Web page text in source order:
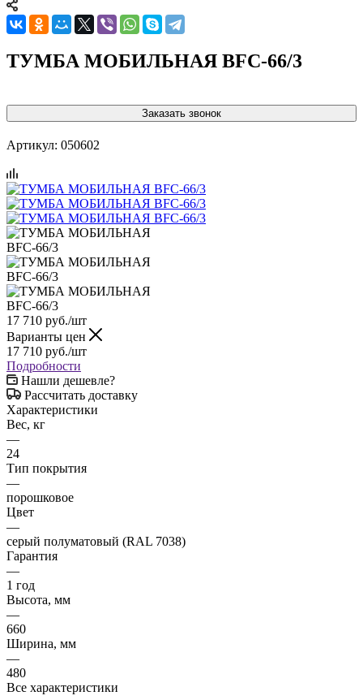
ТУМБА МОБИЛЬНАЯ BFC-66/3
Заказать звонок
Артикул: 050602
17 710 руб./шт
Варианты цен
17 710 руб./шт
Подробности
Нашли дешевле?
Рассчитать доставку
Характеристики
Вес, кг
—
24
Тип покрытия
—
порошковое
Цвет
—
серый полуматовый (RAL 7038)
Гарантия
—
1 год
Высота, мм
—
660
Ширина, мм
—
480
Все характеристики